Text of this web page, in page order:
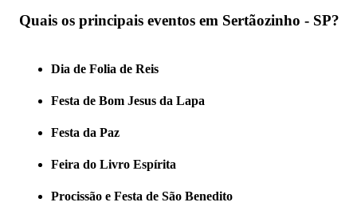
Quais os principais eventos em Sertãozinho - SP?
Dia de Folia de Reis
Festa de Bom Jesus da Lapa
Festa da Paz
Feira do Livro Espírita
Procissão e Festa de São Benedito